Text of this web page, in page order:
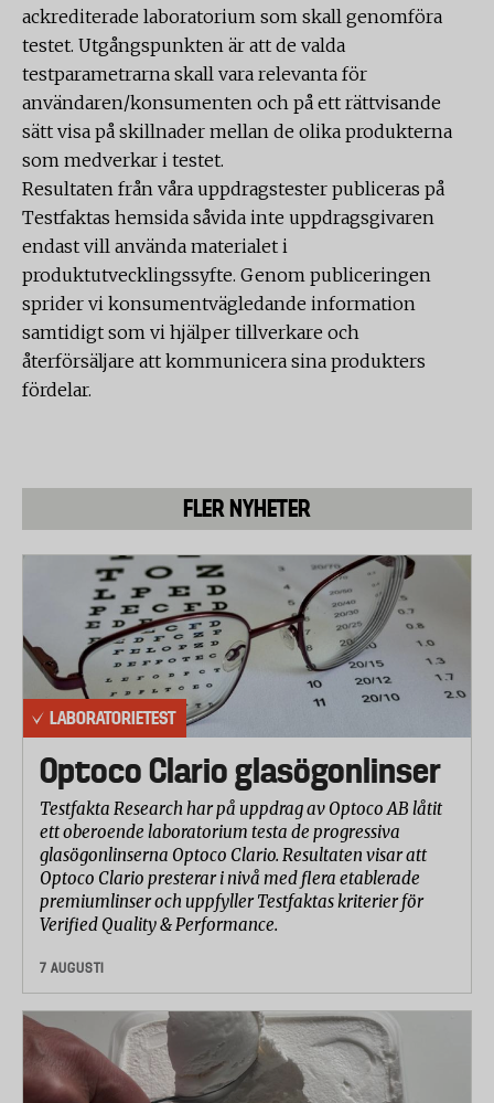
ackrediterade laboratorium som skall genomföra
testet. Utgångspunkten är att de valda
testparametrarna skall vara relevanta för
användaren/konsumenten och på ett rättvisande
sätt visa på skillnader mellan de olika produkterna
som medverkar i testet.
Resultaten från våra uppdragstester publiceras på
Testfaktas hemsida såvida inte uppdragsgivaren
endast vill använda materialet i
produktutvecklingssyfte. Genom publiceringen
sprider vi konsumentvägledande information
samtidigt som vi hjälper tillverkare och
återförsäljare att kommunicera sina produkters
fördelar.
FLER NYHETER
LABORATORIETEST
Optoco Clario glasögonlinser
Testfakta Research har på uppdrag av Optoco AB låtit
ett oberoende laboratorium testa de progressiva
glasögonlinserna Optoco Clario. Resultaten visar att
Optoco Clario presterar i nivå med flera etablerade
premiumlinser och uppfyller Testfaktas kriterier för
Verified Quality & Performance.
7 AUGUSTI